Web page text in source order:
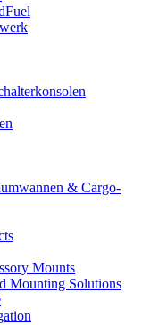
& Cargo-
Mounts
Mounting Solutions